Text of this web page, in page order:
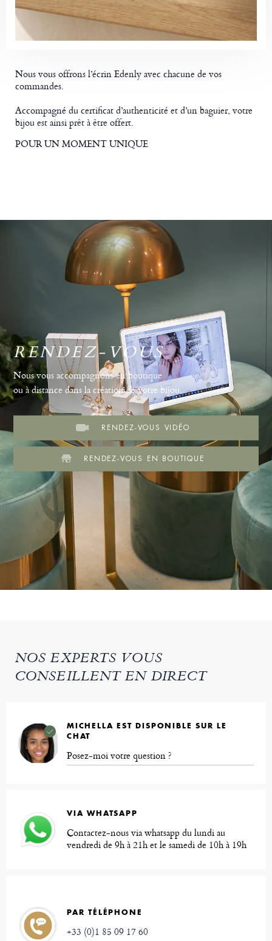
Nous vous offrons l’écrin Edenly avec chacune de vos
commandes.
Accompagné du certificat d’authenticité et d’un baguier, votre
bijou est ainsi prêt à être offert.
POUR UN MOMENT UNIQUE
RENDEZ-VOUS
Nous vous accompagnons en boutique
ou à distance dans la création de votre bijou.
RENDEZ-VOUS VIDÉO
RENDEZ-VOUS EN BOUTIQUE
NOS EXPERTS VOUS
CONSEILLENT EN DIRECT
MICHELLA EST DISPONIBLE SUR LE
CHAT
Posez-moi votre question ?
VIA WHATSAPP
Contactez-nous via whatsapp du lundi au
vendredi de 9h à 21h et le samedi de 10h à 19h
PAR TÉLÉPHONE
+33 (0)1 85 09 17 60